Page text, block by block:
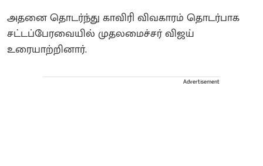
அதனை தொடர்ந்து காவிரி விவகாரம் தொடர்பாக
சட்டப்பேரவையில் முதலமைச்சர் விஜய்
உரையாற்றினார்.
Advertisement